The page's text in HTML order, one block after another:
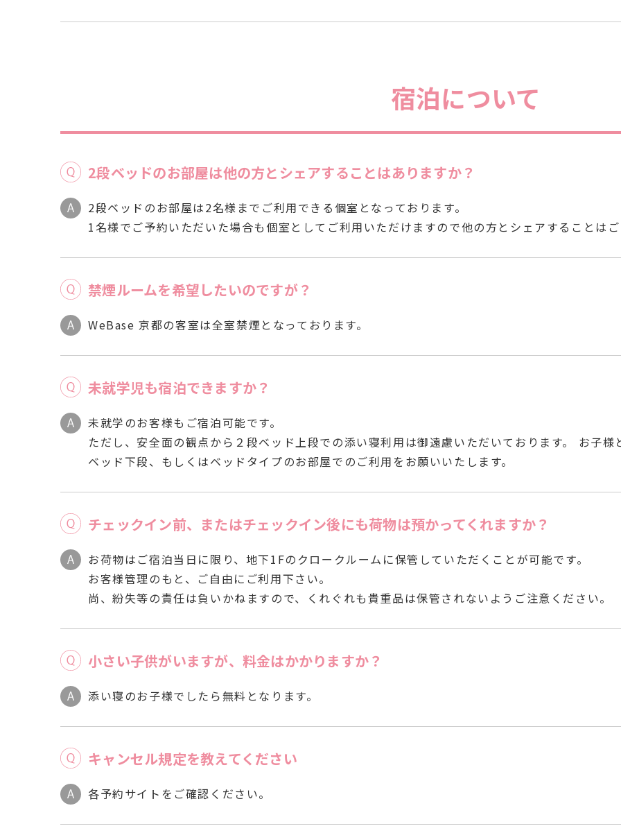
宿泊について
2段ベッドのお部屋は他の方とシェアすることはありますか？
2段ベッドのお部屋は2名様までご利用できる個室となっております。
1名様でご予約いただいた場合も個室としてご利用いただけますので他の方とシェアすることはご
禁煙ルームを希望したいのですが？
WeBase 京都の客室は全室禁煙となっております。
未就学児も宿泊できますか？
未就学のお客様もご宿泊可能です。
ただし、安全面の観点から２段ベッド上段での添い寝利用は御遠慮いただいております。 お子
ベッド下段、もしくはベッドタイプのお部屋でのご利用をお願いいたします。
チェックイン前、またはチェックイン後にも荷物は預かってくれますか？
お荷物はご宿泊当日に限り、地下1Fのクロークルームに保管していただくことが可能です。
お客様管理のもと、ご自由にご利用下さい。
尚、紛失等の責任は負いかねますので、くれぐれも貴重品は保管されないようご注意ください。
小さい子供がいますが、料金はかかりますか？
添い寝のお子様でしたら無料となります。
キャンセル規定を教えてください
各予約サイトをご確認ください。